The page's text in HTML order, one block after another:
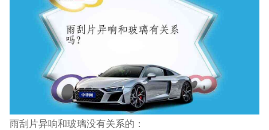
雨刮片异响和玻璃没有关系的：